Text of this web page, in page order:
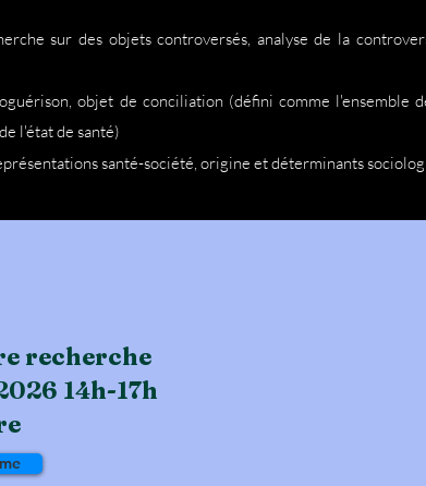
sur des objets controversés, analyse de la
objet de conciliation (défini comme l'ensemble
l'état de santé)
santé-société, origine et déterminants
recherche
14h-17h